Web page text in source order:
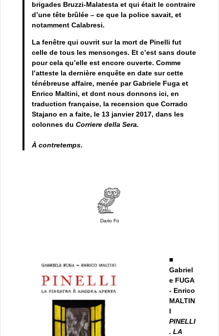
brigades Bruzzi-Malatesta et qui était le contraire
d’une tête brûlée – ce que la police savait, et
notamment Calabresi.
La fenêtre qui ouvrit sur la mort de Pinelli fut
celle de tous les mensonges. Et c’est sans doute
pour cela qu’elle est encore ouverte. Comme
l’atteste la dernière enquête en date sur cette
ténébreuse affaire, menée par Gabriele Fuga et
Enrico Maltini, et dont nous donnons ici, en
traduction française, la recension que Corrado
Stajano en a faite, le 13 janvier 2017, dans les
colonnes du Corriere della Sera.
À contretemps.
Dario Fo
■
Gabriel
e FUGA
- Enrico
MALTIN
I
PINELLI
. LA